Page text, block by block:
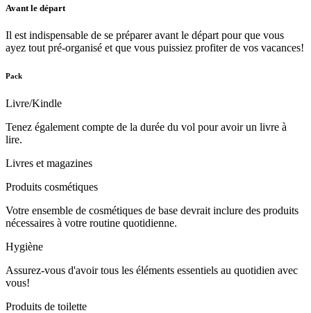
Avant le départ
Il est indispensable de se préparer avant le départ pour que vous
ayez tout pré-organisé et que vous puissiez profiter de vos vacances!
Pack
Livre/Kindle
Tenez également compte de la durée du vol pour avoir un livre à
lire.
Livres et magazines
Produits cosmétiques
Votre ensemble de cosmétiques de base devrait inclure des produits
nécessaires à votre routine quotidienne.
Hygiène
Assurez-vous d'avoir tous les éléments essentiels au quotidien avec
vous!
Produits de toilette